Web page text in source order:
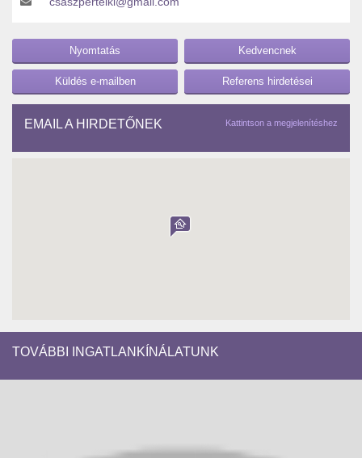
Nyomtatás Kedvencnek
Küldés e-mailben Referens hirdetései
EMAIL A HIRDETŐNEK Kattintson a megjelenítéshez
TOVÁBBI INGATLANKÍNÁLATUNK